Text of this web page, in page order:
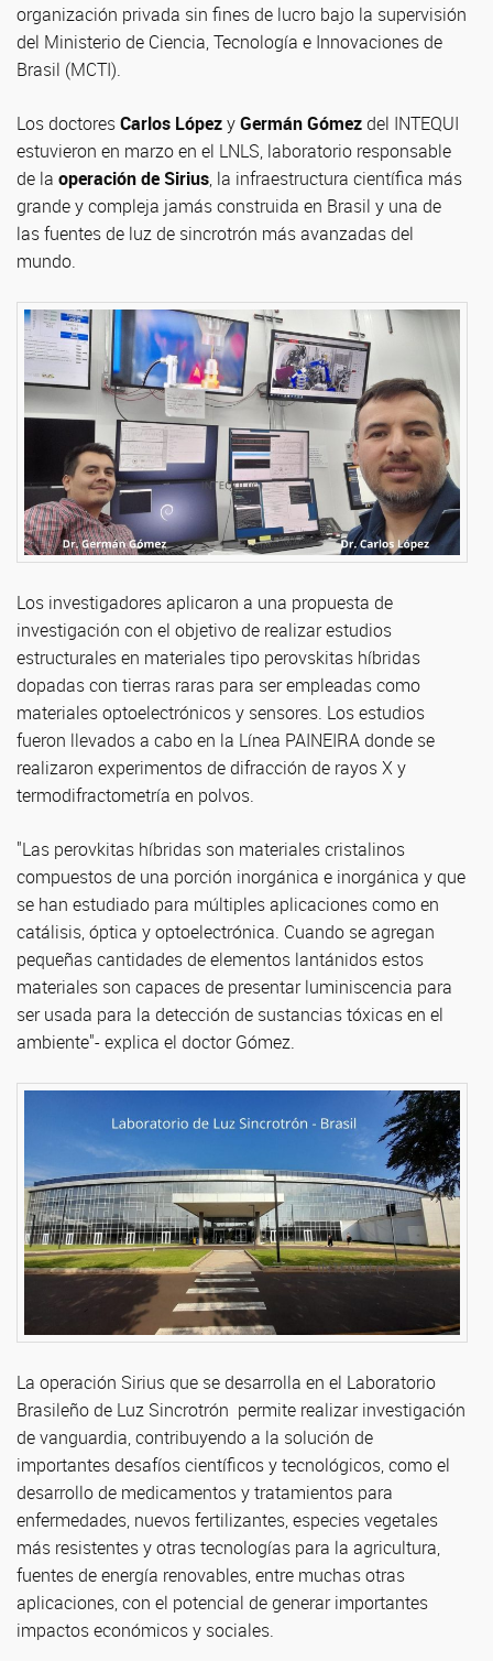
organización privada sin fines de lucro bajo la supervisión
del Ministerio de Ciencia, Tecnología e Innovaciones de
Brasil (MCTI).
Los doctoresCarlos LópezyGermán Gómezdel INTEQUI
estuvieron en marzo en el LNLS, laboratorio responsable
de la operación de Sirius, la infraestructura científica más
grande y compleja jamás construida en Brasil y una de
las fuentes de luz de sincrotrón más avanzadas del
mundo.
Los investigadores aplicaron a una propuesta de
investigación con el objetivo de realizar estudios
estructurales en materiales tipo perovskitas híbridas
dopadas con tierras raras para ser empleadas como
materiales optoelectrónicos y sensores. Los estudios
fueron llevados a cabo en la Línea PAINEIRA donde se
realizaron experimentos de difracción de rayos X y
termodifractometría en polvos.
"Las perovkitas híbridas son materiales cristalinos
compuestos de una porción inorgánica e inorgánica y que
se han estudiado para múltiples aplicaciones como en
catálisis, óptica y optoelectrónica. Cuando se agregan
pequeñas cantidades de elementos lantánidos estos
materiales son capaces de presentar luminiscencia para
ser usada para la detección de sustancias tóxicas en el
ambiente"- explica el doctor Gómez.
La operación Sirius que se desarrolla en el Laboratorio
Brasileño de Luz Sincrotrón permite realizar investigación
de vanguardia, contribuyendo a la solución de
importantes desafíos científicos y tecnológicos, como el
desarrollo de medicamentos y tratamientos para
enfermedades, nuevos fertilizantes, especies vegetales
más resistentes y otras tecnologías para la agricultura,
fuentes de energía renovables, entre muchas otras
aplicaciones, con el potencial de generar importantes
impactos económicos y sociales.